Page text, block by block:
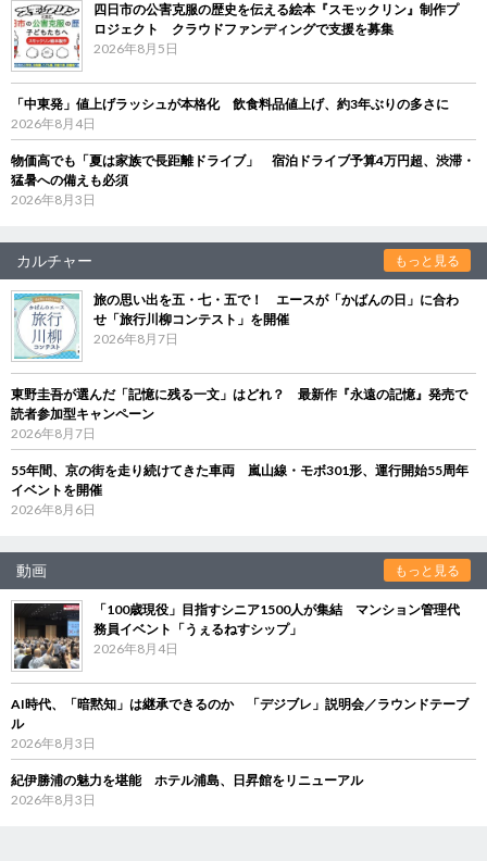
四日市の公害克服の歴史を伝える絵本『スモックリン』制作プ
ロジェクト クラウドファンディングで支援を募集
2026年8月5日
「中東発」値上げラッシュが本格化 飲食料品値上げ、約3年ぶりの多さに
2026年8月4日
物価高でも「夏は家族で長距離ドライブ」 宿泊ドライブ予算4万円超、渋滞・
猛暑への備えも必須
2026年8月3日
カルチャー もっと見る
旅の思い出を五・七・五で！ エースが「かばんの日」に合わ
せ「旅行川柳コンテスト」を開催
2026年8月7日
東野圭吾が選んだ「記憶に残る一文」はどれ？ 最新作『永遠の記憶』発売で
読者参加型キャンペーン
2026年8月7日
55年間、京の街を走り続けてきた車両 嵐山線・モボ301形、運行開始55周年
イベントを開催
2026年8月6日
動画 もっと見る
「100歳現役」目指すシニア1500人が集結 マンション管理代
務員イベント「うぇるねすシップ」
2026年8月4日
AI時代、「暗黙知」は継承できるのか 「デジブレ」説明会／ラウンドテーブ
ル
2026年8月3日
紀伊勝浦の魅力を堪能 ホテル浦島、日昇館をリニューアル
2026年8月3日